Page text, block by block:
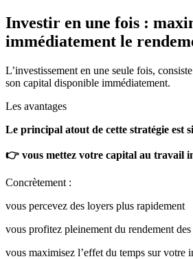
Investir en une fois :
immédiatement le
L’investissement en une seule fois,
son capital disponible immédiatement.
Les avantages
Le principal atout de cette stratégie est
👉 vous mettez votre capital au travail
Concrètement :
vous percevez des loyers plus rapidement
vous profitez pleinement du rendement
vous maximisez l’effet du temps sur votre